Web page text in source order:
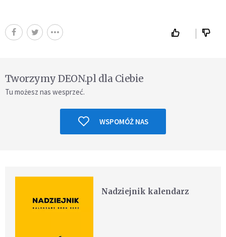
Tworzymy DEON.pl dla Ciebie
Tu możesz nas wesprzeć.
WSPOMÓŻ NAS
Nadziejnik kalendarz